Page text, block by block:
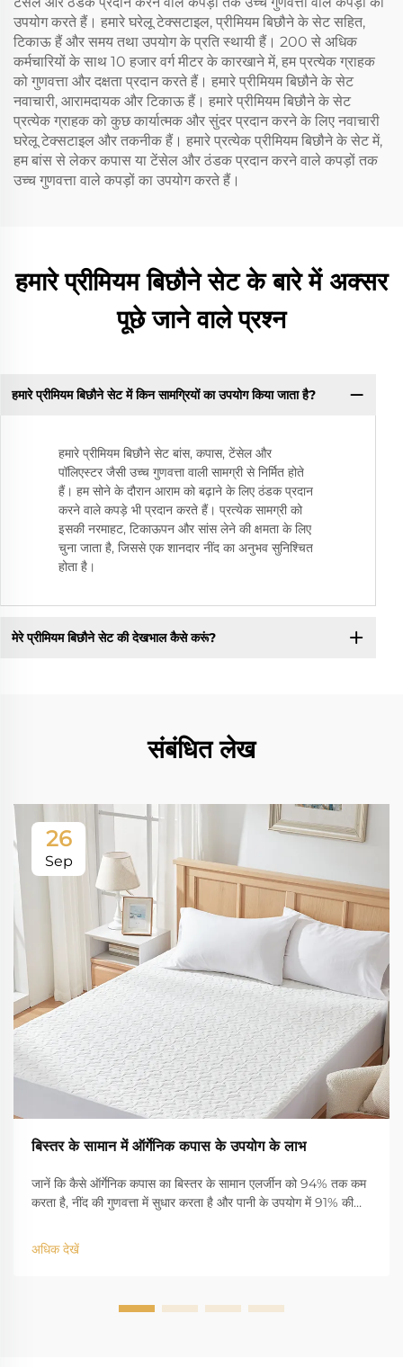
उपयोग करते हैं। हमारे घरेलू टेक्सटाइल, प्रीमियम बिछौने के सेट सहित,
टिकाऊ हैं और समय तथा उपयोग के प्रति स्थायी हैं। 200 से अधिक
कर्मचारियों के साथ 10 हजार वर्ग मीटर के कारखाने में, हम प्रत्येक ग्राहक
को गुणवत्ता और दक्षता प्रदान करते हैं। हमारे प्रीमियम बिछौने के सेट
नवाचारी, आरामदायक और टिकाऊ हैं। हमारे प्रीमियम बिछौने के सेट
प्रत्येक ग्राहक को कुछ कार्यात्मक और सुंदर प्रदान करने के लिए नवाचारी
घरेलू टेक्सटाइल और तकनीक हैं। हमारे प्रत्येक प्रीमियम बिछौने के सेट में,
हम बांस से लेकर कपास या टेंसेल और ठंडक प्रदान करने वाले कपड़ों तक
उच्च गुणवत्ता वाले कपड़ों का उपयोग करते हैं।
हमारे प्रीमियम बिछौने सेट के बारे में अक्सर
पूछे जाने वाले प्रश्न
हमारे प्रीमियम बिछौने सेट में किन सामग्रियों का उपयोग किया जाता है?
हमारे प्रीमियम बिछौने सेट बांस, कपास, टेंसेल और
पॉलिएस्टर जैसी उच्च गुणवत्ता वाली सामग्री से निर्मित होते
हैं। हम सोने के दौरान आराम को बढ़ाने के लिए ठंडक प्रदान
करने वाले कपड़े भी प्रदान करते हैं। प्रत्येक सामग्री को
इसकी नरमाहट, टिकाऊपन और सांस लेने की क्षमता के लिए
चुना जाता है, जिससे एक शानदार नींद का अनुभव सुनिश्चित
होता है।
मेरे प्रीमियम बिछौने सेट की देखभाल कैसे करूं?
संबंधित लेख
26
Sep
बिस्तर के सामान में ऑर्गेनिक कपास के उपयोग के लाभ
जानें कि कैसे ऑर्गेनिक कपास का बिस्तर के सामान एलर्जीन को 94% तक कम
करता है, नींद की गुणवत्ता में सुधार करता है और पानी के उपयोग में 91% की
लिए बेहतर है। तथ्यों का पता लगाएं।
अधिक देखें